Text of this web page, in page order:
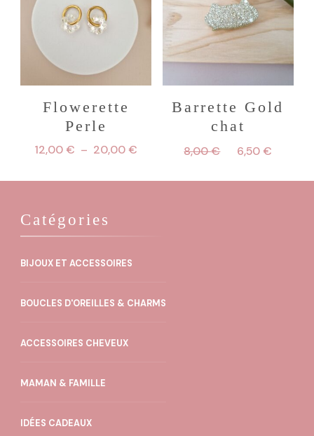
Flowerette
Perle
12,00€ – 20,00€
prix :
a
plusieurs
variations.
options
choisies
la
Barrette Gold
chat
8,00€
Le
initial
6,50€
actuel
Catégories
BIJOUX ET ACCESSOIRES
BOUCLES D'OREILLES & CHARMS
ACCESSOIRES CHEVEUX
MAMAN & FAMILLE
IDÉES CADEAUX